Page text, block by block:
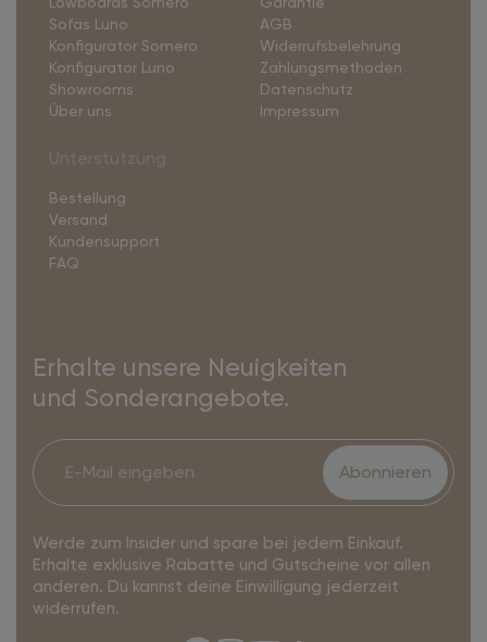
Sofas Luno
Konfigurator Somero
Konfigurator Luno
Showrooms
Über uns
AGB
Widerrufsbelehrung
Zahlungsmethoden
Datenschutz
Impressum
Bestellung
Versand
Kundensupport
FAQ
Erhalte unsere Neuigkeiten
und Sonderangebote.
Abonnieren
Werde zum Insider und spare bei jedem Einkauf.
Erhalte exklusive Rabatte und Gutscheine vor allen
anderen. Du kannst deine Einwilligung jederzeit
widerrufen.